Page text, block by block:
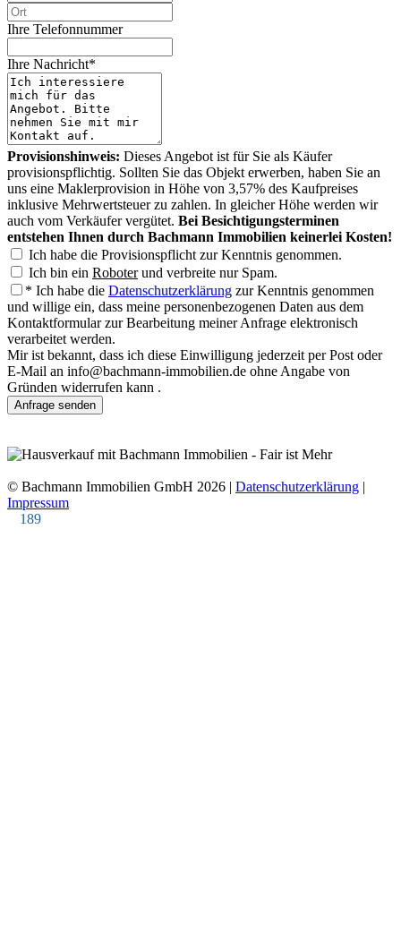
Ihre Telefonnummer
Ihre Nachricht*
Provisionshinweis: Dieses Angebot ist für Sie als Käufer
provisionspflichtig. Sollten Sie das Objekt erwerben, haben Sie an
uns eine Maklerprovision in Höhe von 3,57% des Kaufpreises
inklusive Mehrwertsteuer zu zahlen. In gleicher Höhe werden wir
auch vom Verkäufer vergütet. Bei Besichtigungsterminen
entstehen Ihnen durch Bachmann Immobilien keinerlei Kosten!
Ich habe die Provisionspflicht zur Kenntnis genommen.
Ich bin ein Roboterund verbreite nur Spam.
* Ich habe die Datenschutzerklärung zur Kenntnis genommen
und willige ein, dass meine personenbezogenen Daten aus dem
Kontaktformular zur Bearbeitung meiner Anfrage elektronisch
verarbeitet werden.
Mir ist bekannt, dass ich diese Einwilligung jederzeit per Post oder
E-Mail an info@bachmann-immobilien.de ohne Angabe von
Gründen widerrufen kann .
Anfrage senden
© Bachmann Immobilien GmbH 2026 | Datenschutzerklärung |
Impressum
189